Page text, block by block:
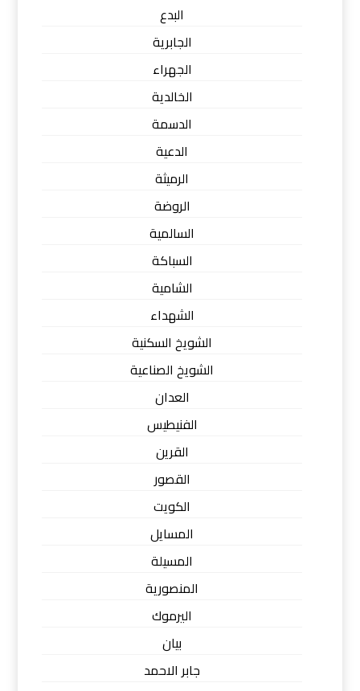
البدع
الجابرية
الجهراء
الخالدية
الدسمة
الدعية
الرميثة
الروضة
السالمية
السباكة
الشامية
الشهداء
الشويخ السكنية
الشويخ الصناعية
العدان
الفنيطيس
القرين
القصور
الكويت
المسايل
المسيلة
المنصورية
اليرموك
بيان
جابر الاحمد